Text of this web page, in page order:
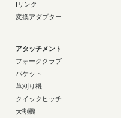
Iリンク
変換アダプター
アタッチメント
フォーククラブ
バケット
草刈り機
クイックヒッチ
大割機